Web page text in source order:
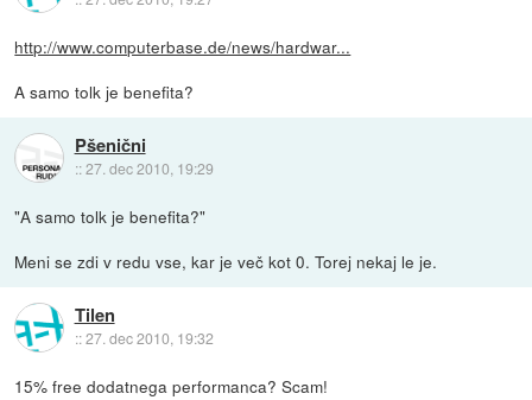
http://www.computerbase.de/news/hardwar...
A samo tolk je benefita?
Pšenični
::27. dec 2010, 19:29
"A samo tolk je benefita?"
Meni se zdi v redu vse, kar je več kot 0. Torej nekaj le je.
Tilen
::27. dec 2010, 19:32
15% free dodatnega performanca? Scam!